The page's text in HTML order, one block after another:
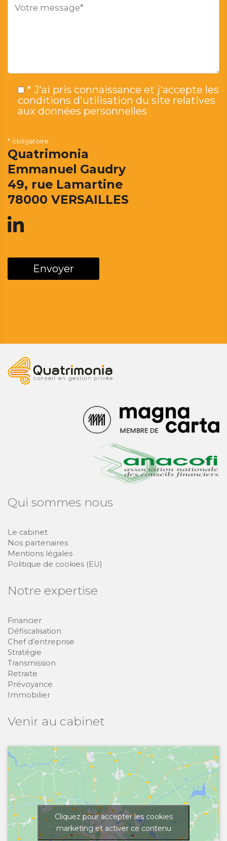
* J'ai pris connaissance et j'accepte les
conditions d'utilisation du site relatives
aux données personnelles
* obligatoire
Quatrimonia
Emmanuel Gaudry
49, rue Lamartine
78000 VERSAILLES
Qui sommes nous
Le cabinet
Nos partenaires
Mentions légales
Politique de cookies (EU)
Notre expertise
Financier
Défiscalisation
Chef d’entreprise
Stratégie
Transmission
Retraite
Prévoyance
Immobilier
Venir au cabinet
Cliquez pour accepter les cookies
marketing et activer ce contenu